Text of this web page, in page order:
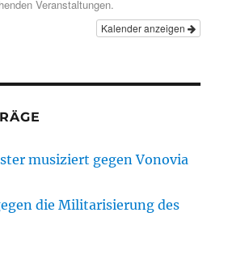
Veranstaltungen.
Kalender anzeigen
musiziert gegen Vonovia
die Militarisierung des